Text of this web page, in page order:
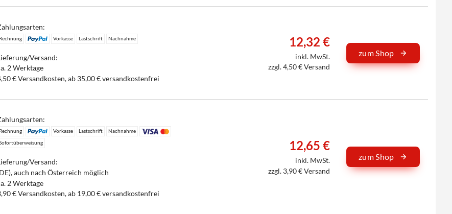
Rechnung Vorkasse Lastschrift Nachnahme
Versand:
2 Werktage
€ Versandkosten, ab 35,00 € versandkostenfrei
12,32 €
inkl. MwSt.
zzgl. 4,50 € Versand
zum Shop
Rechnung Vorkasse Lastschrift
Nachnahme
Versand:
auch nach Österreich möglich
2 Werktage
€ Versandkosten, ab 19,00 € versandkostenfrei
12,65 €
inkl. MwSt.
zzgl. 3,90 € Versand
zum Shop